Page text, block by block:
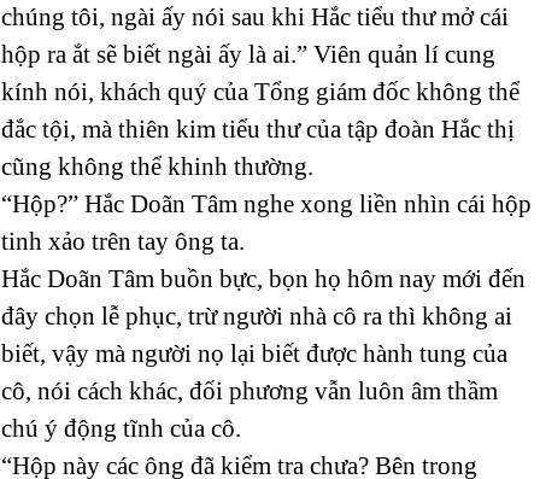
chúng tôi, ngài ấy nói sau khi Hắc tiểu thư mở cái
hộp ra ắt sẽ biết ngài ấy là ai.” Viên quản lí cung
kính nói, khách quý của Tổng giám đốc không thể
đắc tội, mà thiên kim tiểu thư của tập đoàn Hắc thị
cũng không thể khinh thường.
“Hộp?” Hắc Doãn Tâm nghe xong liền nhìn cái hộp
tinh xảo trên tay ông ta.
Hắc Doãn Tâm buồn bực, bọn họ hôm nay mới đến
đây chọn lễ phục, trừ người nhà cô ra thì không ai
biết, vậy mà người nọ lại biết được hành tung của
cô, nói cách khác, đối phương vẫn luôn âm thầm
chú ý động tĩnh của cô.
“Hộp này các ông đã kiểm tra chưa? Bên trong